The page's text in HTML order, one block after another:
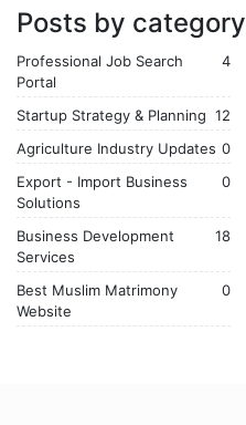
Posts by category
Professional Job Search
Portal
4
Startup Strategy & Planning 12
Agriculture Industry Updates 0
Export - Import Business
Solutions
0
Business Development
Services
18
Best Muslim Matrimony
Website
0